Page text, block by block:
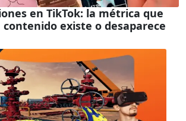
en TikTok: la métrica que
existe o desaparece